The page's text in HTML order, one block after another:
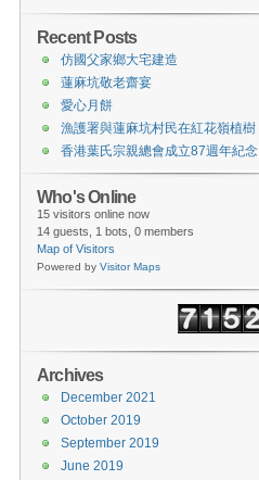
Recent Posts
仿國父家鄉大宅建造
蓮麻坑敬老齋宴
愛心月餅
漁護署與蓮麻坑村民在紅花嶺植樹
香港葉氏宗親總會成立87週年紀念
Who's Online
15 visitors online now
14 guests,
1 bots, 0 members
Map of Visitors
Powered by Visitor Maps
Archives
December 2021
October 2019
September 2019
June 2019